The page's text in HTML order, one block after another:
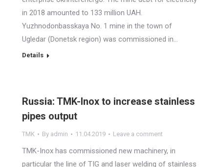
in 2018 amounted to 133 million UAH.
Yuzhnodonbasskaya No. 1 mine in the town of
Ugledar (Donetsk region) was commissioned in…
Details
Russia: TMK-Inox to increase stainless
pipes output
TMK By admin 11.04.2019 Leave a comment
TMK-Inox has commissioned new machinery, in
particular the line of TIG and laser welding of stainless